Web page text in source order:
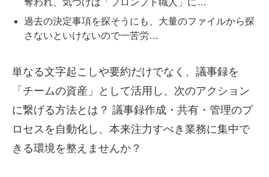
過去の決定事項を探そうにも、大量のファイルから探
さないといけないので一苦労…
単なる文字起こしや要約だけでなく、議事録を
「チームの資産」として活用し、次のアクション
に繋げる方法とは？ 議事録作成・共有・管理のプ
ロセスを自動化し、本来注力すべき業務に集中で
きる環境を整えませんか？